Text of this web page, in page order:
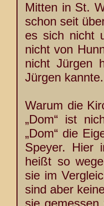
Mitten in St.
schon seit
es sich nicht
nicht von
nicht Jürgen
Jürgen kannte.
Warum die
„Dom“ ist
„Dom“ die
Speyer. Hier
heißt so
sie im
sind aber
sie